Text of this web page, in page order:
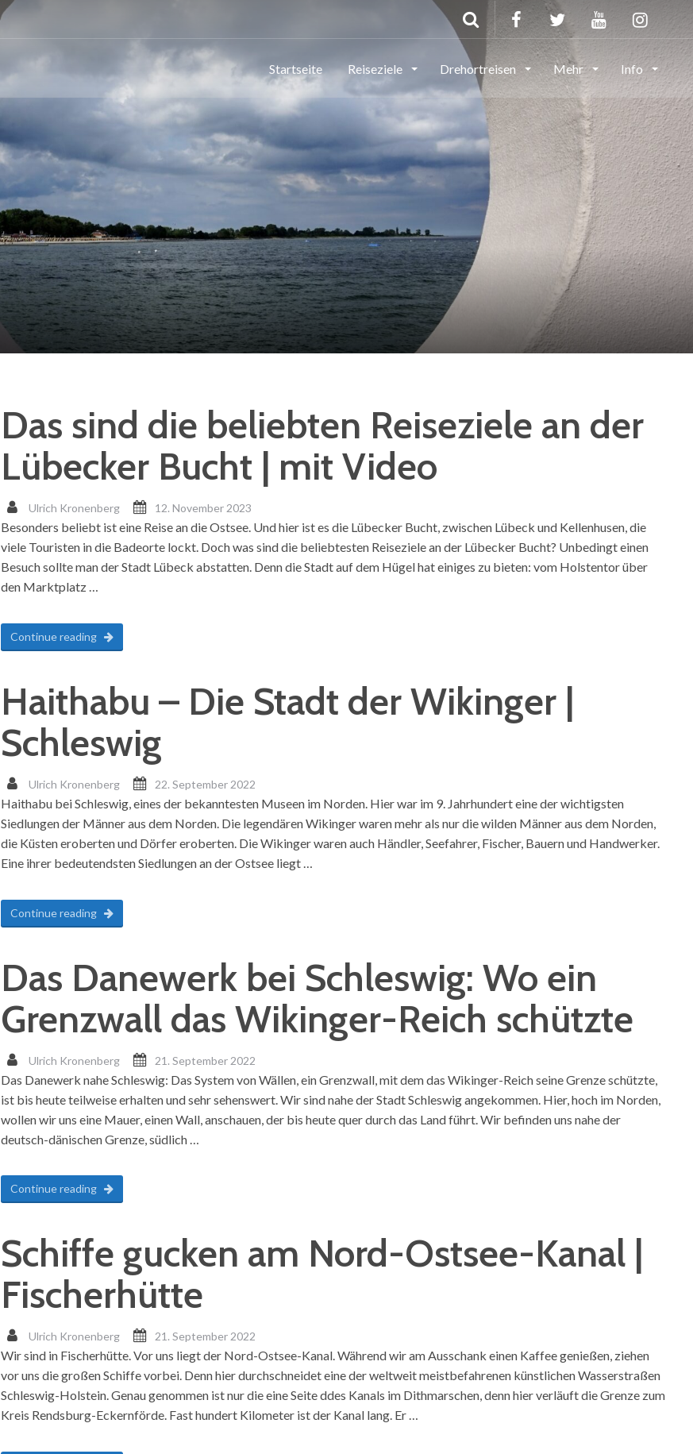
Startseite Reiseziele Drehortreisen Mehr Info
Das sind die beliebten Reiseziele an der
Lübecker Bucht | mit Video
Ulrich Kronenberg 12. November 2023
Besonders beliebt ist eine Reise an die Ostsee. Und hier ist es die Lübecker Bucht, zwischen Lübeck und Kellenhusen, die
viele Touristen in die Badeorte lockt. Doch was sind die beliebtesten Reiseziele an der Lübecker Bucht? Unbedingt einen
Besuch sollte man der Stadt Lübeck abstatten. Denn die Stadt auf dem Hügel hat einiges zu bieten: vom Holstentor über
den Marktplatz …
Continue reading
Haithabu – Die Stadt der Wikinger |
Schleswig
Ulrich Kronenberg 22. September 2022
Haithabu bei Schleswig, eines der bekanntesten Museen im Norden. Hier war im 9. Jahrhundert eine der wichtigsten
Siedlungen der Männer aus dem Norden. Die legendären Wikinger waren mehr als nur die wilden Männer aus dem Norden,
die Küsten eroberten und Dörfer eroberten. Die Wikinger waren auch Händler, Seefahrer, Fischer, Bauern und Handwerker.
Eine ihrer bedeutendsten Siedlungen an der Ostsee liegt …
Continue reading
Das Danewerk bei Schleswig: Wo ein
Grenzwall das Wikinger-Reich schützte
Ulrich Kronenberg 21. September 2022
Das Danewerk nahe Schleswig: Das System von Wällen, ein Grenzwall, mit dem das Wikinger-Reich seine Grenze schützte,
ist bis heute teilweise erhalten und sehr sehenswert. Wir sind nahe der Stadt Schleswig angekommen. Hier, hoch im Norden,
wollen wir uns eine Mauer, einen Wall, anschauen, der bis heute quer durch das Land führt. Wir befinden uns nahe der
deutsch-dänischen Grenze, südlich …
Continue reading
Schiffe gucken am Nord-Ostsee-Kanal |
Fischerhütte
Ulrich Kronenberg 21. September 2022
Wir sind in Fischerhütte. Vor uns liegt der Nord-Ostsee-Kanal. Während wir am Ausschank einen Kaffee genießen, ziehen
vor uns die großen Schiffe vorbei. Denn hier durchschneidet eine der weltweit meistbefahrenen künstlichen Wasserstraßen
Schleswig-Holstein. Genau genommen ist nur die eine Seite ddes Kanals im Dithmarschen, denn hier verläuft die Grenze zum
Kreis Rendsburg-Eckernförde. Fast hundert Kilometer ist der Kanal lang. Er …